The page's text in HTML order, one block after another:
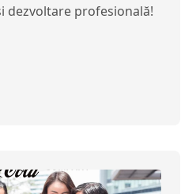
dezvoltare profesională!